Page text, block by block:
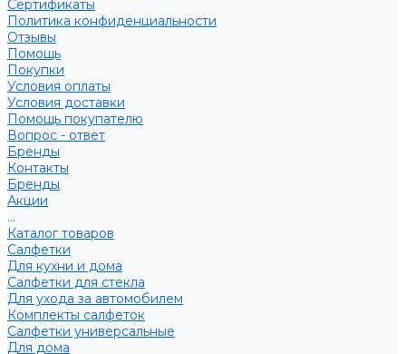
Сертификаты
Политика конфиденциальности
Отзывы
Помощь
Покупки
Условия оплаты
Условия доставки
Помощь покупателю
Вопрос - ответ
Бренды
Контакты
Бренды
Акции
...
Каталог товаров
Салфетки
Для кухни и дома
Салфетки для стекла
Для ухода за автомобилем
Комплекты салфеток
Салфетки универсальные
Для дома